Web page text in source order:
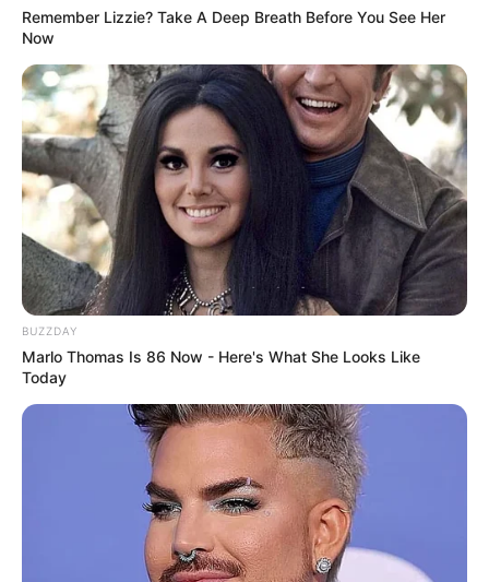
(foto: brightside)
7. Dengan hidung dan telinga palsu, Warwick Davis
berperan sebagai Griphook dalam film
Remember Lizzie? Take A Deep Breath Before You See Her
Now
BUZZDAY
Marlo Thomas Is 86 Now - Here's What She Looks Like
Today